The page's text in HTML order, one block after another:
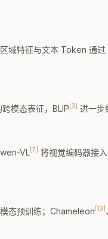
域特征与文本 Token 通
模态表征，BLIP [3] 进一步
VL [7]
将视觉编码器接
态预训练；Chameleon [13]